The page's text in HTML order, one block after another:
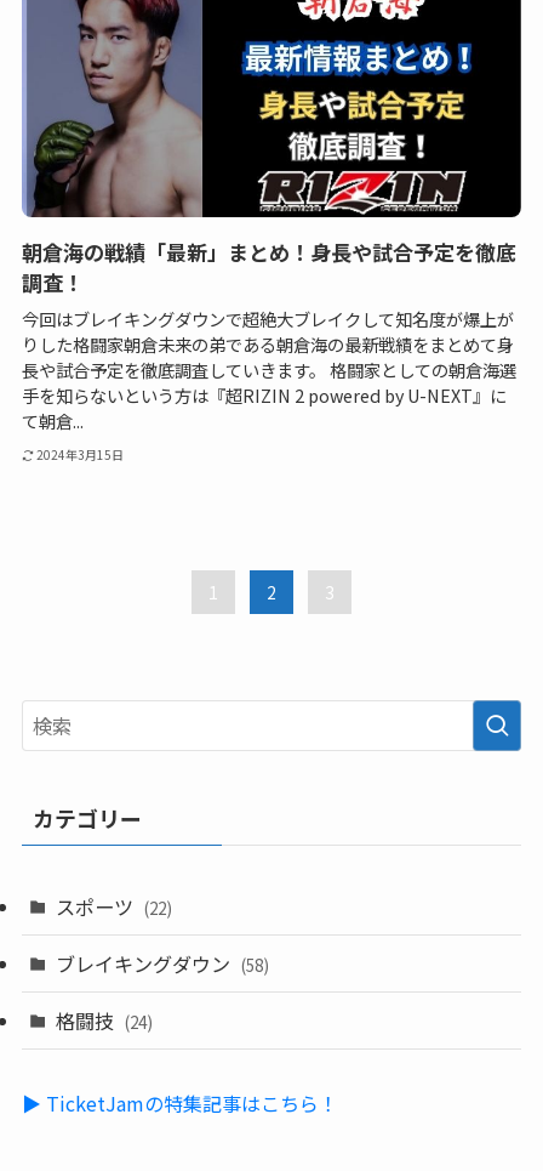
朝倉海の戦績「最新」まとめ！身長や試合予定を徹底
調査！
今回はブレイキングダウンで超絶大ブレイクして知名度が爆上が
りした格闘家朝倉未来の弟である朝倉海の最新戦績をまとめて身
長や試合予定を徹底調査していきます。 格闘家としての朝倉海選
手を知らないという方は『超RIZIN 2 powered by U-NEXT』に
て朝倉...
2024年3月15日
1 2 3
カテゴリー
スポーツ (22)
ブレイキングダウン (58)
格闘技 (24)
▶ TicketJamの特集記事はこちら！